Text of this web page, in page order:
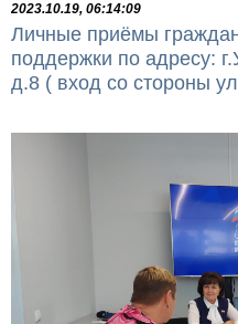
2023.10.19, 06:14:09
Личные приёмы
поддержки по адресу:
д.8 ( вход со стороны